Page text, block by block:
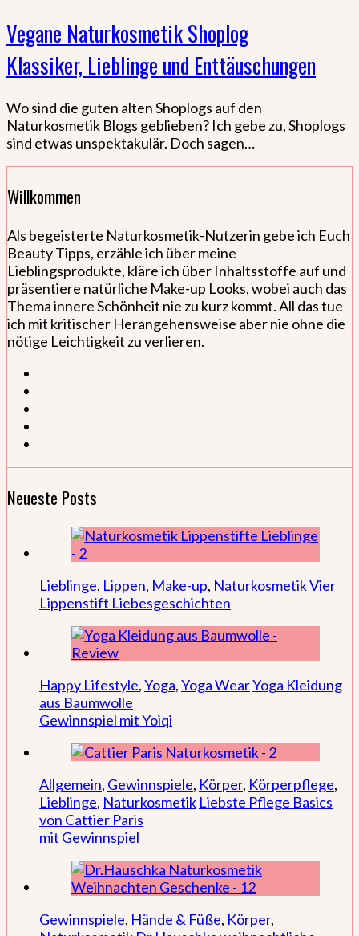
Vegane Naturkosmetik Shoplog
Klassiker, Lieblinge und Enttäuschungen
Wo sind die guten alten Shoplogs auf den
Naturkosmetik Blogs geblieben? Ich gebe zu, Shoplogs
sind etwas unspektakulär. Doch sagen…
Willkommen
Als begeisterte Naturkosmetik-Nutzerin gebe ich Euch
Beauty Tipps, erzähle ich über meine
Lieblingsprodukte, kläre ich über Inhaltsstoffe auf und
präsentiere natürliche Make-up Looks, wobei auch das
Thema innere Schönheit nie zu kurz kommt. All das tue
ich mit kritischer Herangehensweise aber nie ohne die
nötige Leichtigkeit zu verlieren.
Neueste Posts
Lieblinge, Lippen, Make-up, NaturkosmetikVier
Lippenstift Liebesgeschichten
Happy Lifestyle,Yoga,Yoga WearYoga Kleidung
aus Baumwolle
Gewinnspiel mit Yoiqi
Allgemein, Gewinnspiele, Körper, Körperpflege,
Lieblinge, Naturkosmetik Liebste Pflege Basics
von Cattier Paris
mit Gewinnspiel
Gewinnspiele, Hände & Füße, Körper,